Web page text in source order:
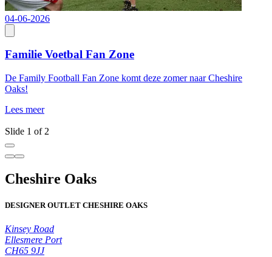
04-06-2026
Familie Voetbal Fan Zone
De Family Football Fan Zone komt deze zomer naar Cheshire
Oaks!
Lees meer
Slide 1 of 2
Cheshire Oaks
DESIGNER OUTLET CHESHIRE OAKS
Kinsey Road
Ellesmere Port
CH65 9JJ